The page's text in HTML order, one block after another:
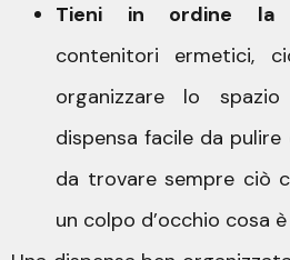
Tieni in ordine la
contenitori ermetici,
organizzare lo
dispensa facile da
da trovare sempre ciò
un colpo d’occhio cosa